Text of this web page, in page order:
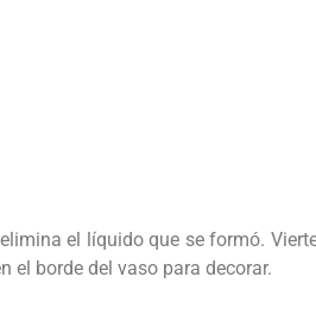
el líquido que se formó.
el borde del vaso para decorar.